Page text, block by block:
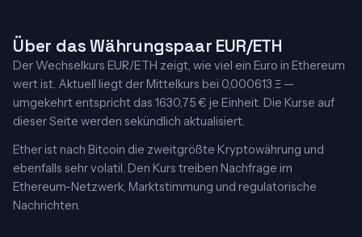
Über das Währungspaar EUR/ETH
Der Wechselkurs EUR/ETH zeigt, wie viel ein Euro in Ethereum
wert ist. Aktuell liegt der Mittelkurs bei 0,000613 Ξ —
umgekehrt entspricht das 1630,75 € je Einheit. Die Kurse auf
dieser Seite werden sekündlich aktualisiert.
Ether ist nach Bitcoin die zweitgrößte Kryptowährung und
ebenfalls sehr volatil. Den Kurs treiben Nachfrage im
Ethereum-Netzwerk, Marktstimmung und regulatorische
Nachrichten.